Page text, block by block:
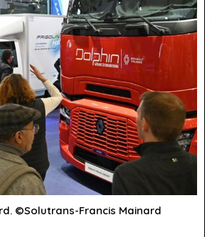
©Solutrans-Francis Mainard